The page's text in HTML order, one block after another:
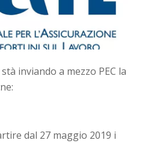
inviando a mezzo PEC la
dal 27 maggio 2019 i